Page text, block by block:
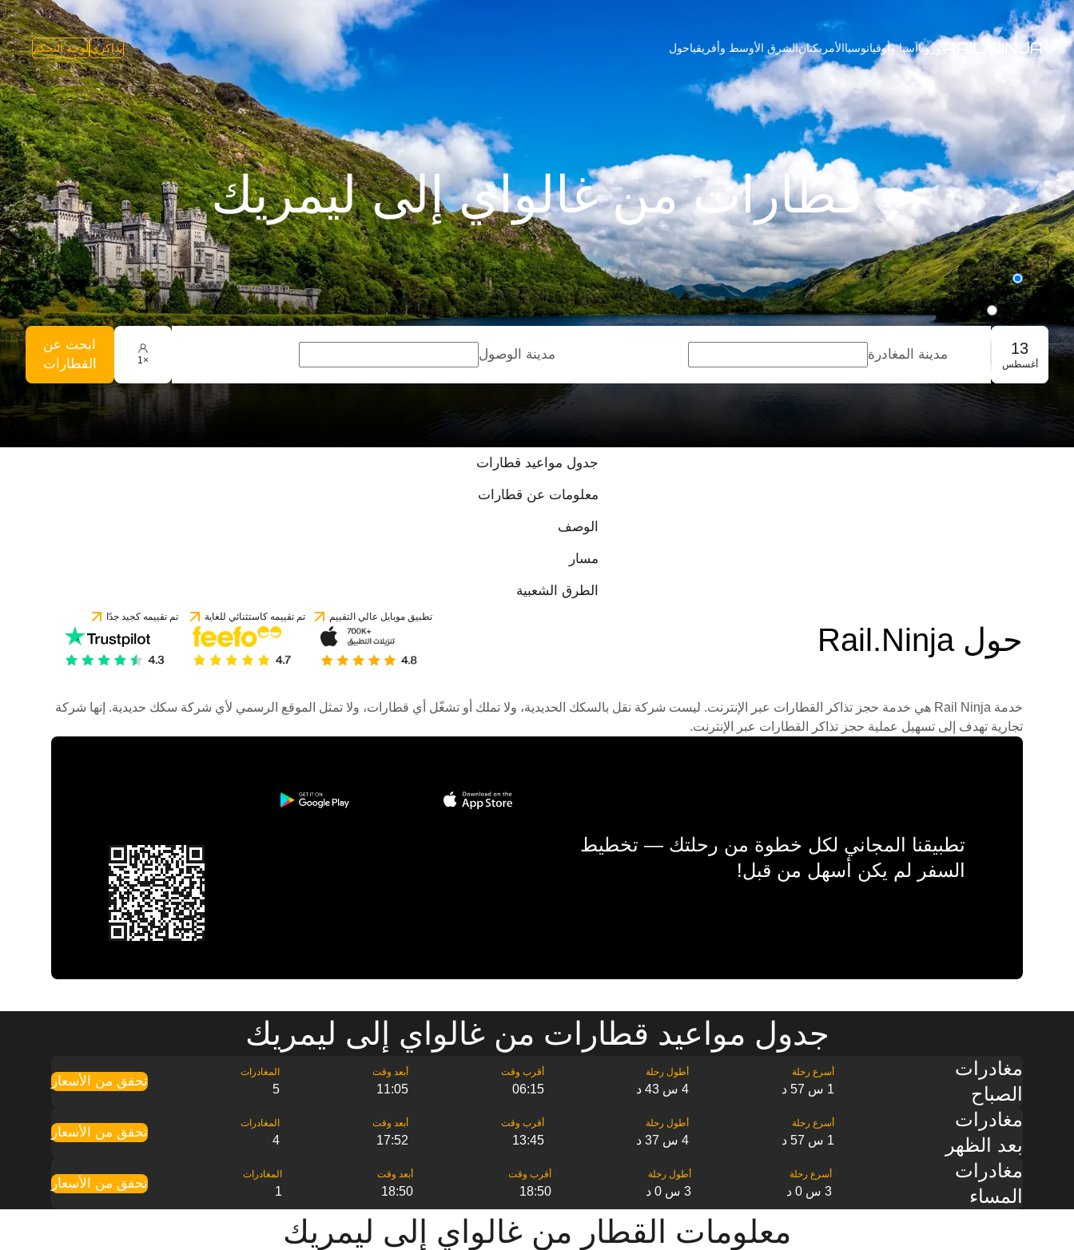
أوروباآسيا وأوقيانوسياالأمريكتانالشرق الأوسط وأفريقياحول تذاكريلوحة التحكم
قطارات من غالواي إلى ليمريك
طريق واحد
رحلة ذهاب وإياب
الحجز الجماعي
13
أغسطس
مدينة المغادرة مدينة الوصول ×
1
ابحث عن
القطارات
جدول مواعيد قطارات
معلومات عن قطارات
الوصف
مسار
الطرق الشعبية
حول Rail.Ninja
تطبيق موبايل عالي التقييم تم تقييمه كاستثنائي للغاية تم تقييمه كجيد جدًا
خدمة Rail Ninja هي خدمة حجز تذاكر القطارات عبر الإنترنت. ليست شركة نقل بالسكك الحديدية، ولا تملك أو تشغّل أي قطارات، ولا تمثل الموقع الرسمي لأي شركة سكك حديدية. إنها شركة
تجارية تهدف إلى تسهيل عملية حجز تذاكر القطارات عبر الإنترنت.
تطبيقنا المجاني لكل خطوة من رحلتك — تخطيط
السفر لم يكن أسهل من قبل!
جدول مواعيد قطارات من غالواي إلى ليمريك
مغادرات
الصباح
1 س 57 د 4 س 43 د 06:15
11:05
5
تحقق من الأسعار
مغادرات
بعد الظهر
1 س 57 د 4 س 37 د 13:45
17:52
4
تحقق من الأسعار
مغادرات
المساء
3 س 0 د 3 س 0 د 18:50
18:50
1
تحقق من الأسعار
معلومات القطار من ‎غالواي إلى ‎ليمريك